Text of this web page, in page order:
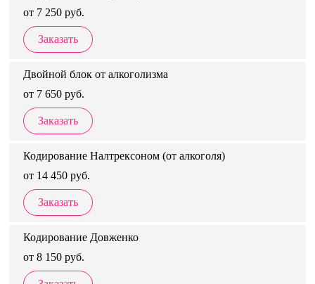
от 7 250 руб.
Заказать
Двойной блок от алкоголизма
от 7 650 руб.
Заказать
Кодирование Налтрексоном (от алкоголя)
от 14 450 руб.
Заказать
Кодирование Довженко
от 8 150 руб.